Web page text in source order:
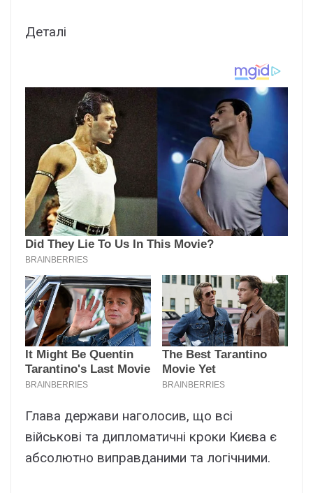
Деталі
Глава держави наголосив, що всі
військові та дипломатичні кроки Києва є
абсолютно виправданими та логічними.